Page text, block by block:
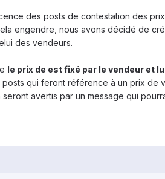
des posts de contestation des
engendre, nous avons décidé de
des vendeurs.
le prix de est fixé par le vendeur et
posts qui feront référence à un prix
seront avertis par un message qui